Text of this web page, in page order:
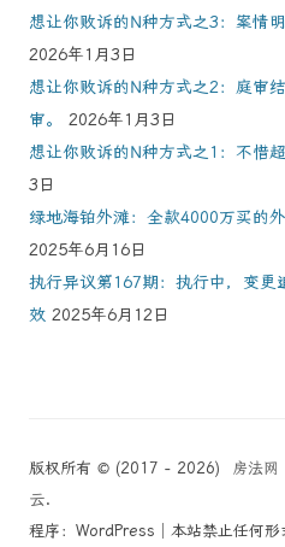
想让你败诉的N种方式之3：案情
2026年1月3日
想让你败诉的N种方式之2：庭审
审。
2026年1月3日
想让你败诉的N种方式之1：不惜
3日
绿地海铂外滩：全款4000万买的
2025年6月16日
执行异议第167期：执行中，变更
效 2025年6月12日
版权所有 © (2017 - 2026) 房法网
云.
程序：WordPress│本站禁止任何形